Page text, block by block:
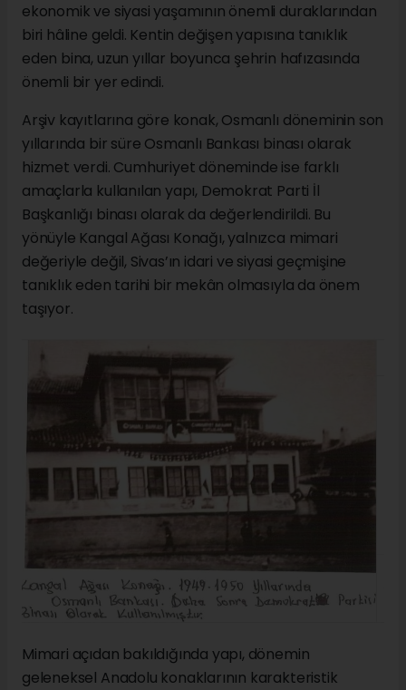
ekonomik ve siyasi yaşamının önemli duraklarından
biri hâline geldi. Kentin değişen yapısına tanıklık
eden bina, uzun yıllar boyunca şehrin hafızasında
önemli bir yer edindi.
Arşiv kayıtlarına göre konak, Osmanlı döneminin son
yıllarında bir süre Osmanlı Bankası binası olarak
hizmet verdi. Cumhuriyet döneminde ise farklı
amaçlarla kullanılan yapı, Demokrat Parti İl
Başkanlığı binası olarak da değerlendirildi. Bu
yönüyle Kangal Ağası Konağı, yalnızca mimari
değeriyle değil, Sivas’ın idari ve siyasi geçmişine
tanıklık eden tarihi bir mekân olmasıyla da önem
taşıyor.
Mimari açıdan bakıldığında yapı, dönemin
geleneksel Anadolu konaklarının karakteristik